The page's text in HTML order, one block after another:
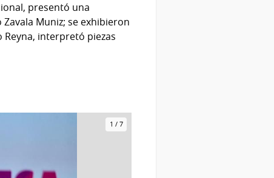
presentó una
Muniz; se exhibieron
interpretó piezas
1 / 7